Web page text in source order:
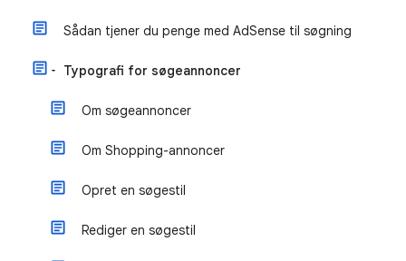
Sådan tjener du penge med AdSense til søgning
Typografi for søgeannoncer
Om søgeannoncer
Om Shopping-annoncer
Opret en søgestil
Rediger en søgestil